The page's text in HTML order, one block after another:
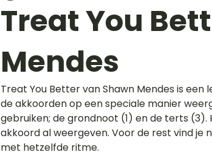
Treat You
Mendes
Treat You Better van Shawn Mendes is
de akkoorden op een speciale manier
gebruiken; de grondnoot (1) en de terts
akkoord al weergeven. Voor de rest vind je
met hetzelfde ritme.